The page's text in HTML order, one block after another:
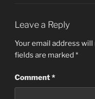
Leave a Reply
Your email address
fields are marked *
Comment*